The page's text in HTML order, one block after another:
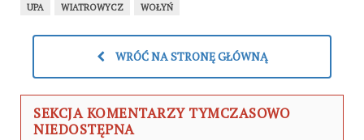
UPA
WIATROWYCZ WOŁYŃ
WRÓĆ NA STRONĘ GŁÓWNĄ
SEKCJA KOMENTARZY TYMCZASOWO
NIEDOSTĘPNA